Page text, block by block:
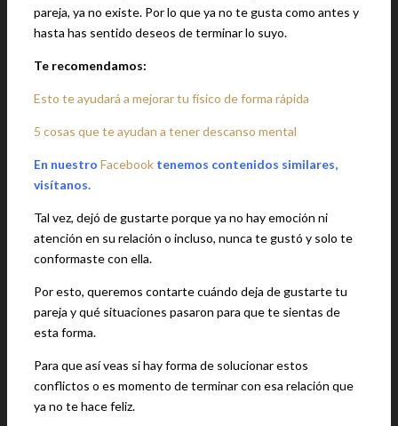
pareja, ya no existe. Por lo que ya no te gusta como antes y
hasta has sentido deseos de terminar lo suyo.
Te recomendamos:
Esto te ayudará a mejorar tu físico de forma rápida
5 cosas que te ayudan a tener descanso mental
En nuestro Facebook tenemos contenidos similares,
visítanos.
Tal vez, dejó de gustarte porque ya no hay emoción ni
atención en su relación o incluso, nunca te gustó y solo te
conformaste con ella.
Por esto, queremos contarte cuándo deja de gustarte tu
pareja y qué situaciones pasaron para que te sientas de
esta forma.
Para que así veas si hay forma de solucionar estos
conflictos o es momento de terminar con esa relación que
ya no te hace feliz.